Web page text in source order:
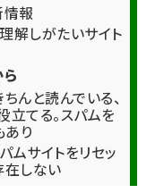
情報
解しがたいサイト
んと読んでいる、
立てる。スパムを
り
ムサイトをリセッ
在しない